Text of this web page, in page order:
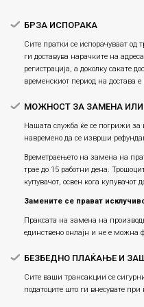
БРЗА ИСПОРАКА
Сите пратки се испорачуваат од
ги доставува нарачките на
регистрација, а доколку сакате
временскиот период на достава е
МОЖНОСТ ЗА ЗАМЕНА
Нашата служба ќе се погрижи за
навремено да се изврши
Времетраењето на замена на
трае до 15 работни дена.
купувачот, освен кога
Замените се прават
Праксата на замена на
единствено онлајн и не е
БЕЗБЕДНО ПЛАЌАЊЕ И
Сите ваши трансакции се
податоците што ги внесувате при